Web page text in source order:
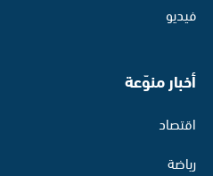
فيديو
أخبار منوّعة
اقتصاد
رياضة